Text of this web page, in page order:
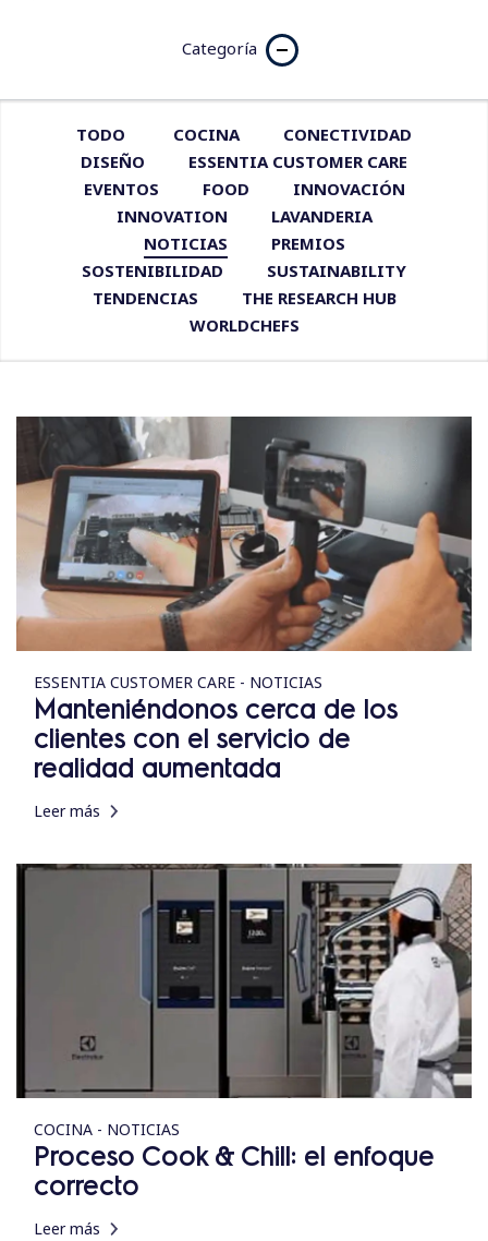
Categoría
TODO COCINA
CONECTIVIDAD
DISEÑO
ESSENTIA CUSTOMER CARE
EVENTOS
FOOD
INNOVACIÓN
INNOVATION
LAVANDERIA
NOTICIAS
PREMIOS
SOSTENIBILIDAD
SUSTAINABILITY
TENDENCIAS
THE RESEARCH HUB
WORLDCHEFS
ESSENTIA CUSTOMER CARE - NOTICIAS
Manteniéndonos cerca de los
clientes con el servicio de
realidad aumentada
Leer más
COCINA - NOTICIAS
Proceso Cook & Chill: el enfoque
correcto
Leer más